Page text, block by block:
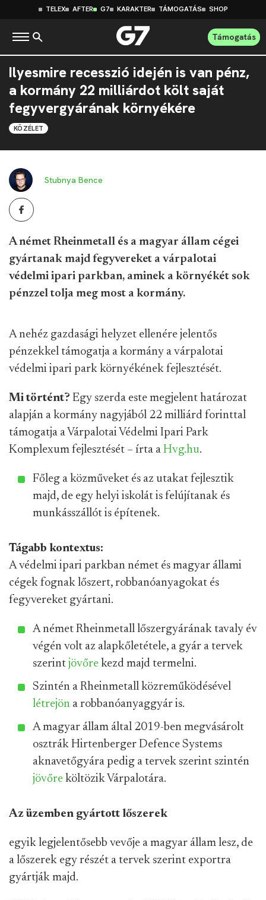
TELEX AFTER G7 KARAKTER TÁMOGATÁS SHOP
Támogatás
Ilyesmire recesszió idején is van pénz,
a kormány 22 milliárdot költ saját
fegyvergyárának környékére
KÖZÉLET
Stubnya Bence
A német Rheinmetall és a magyar állam cégei
gyártanak majd fegyvereket a várpalotai
védelmi ipari parkban, aminek a környékét sok
pénzzel tolja meg most a kormány.
A nehéz gazdasági helyzet ellenére jelentős
pénzekkel támogatja a kormány a várpalotai
védelmi ipari park környékének fejlesztését.
Mi történt? Egy szerda este megjelent határozat
alapján a kormány nagyjából 22 milliárd forinttal
támogatja a Várpalotai Védelmi Ipari Park
Komplexum fejlesztését – írta a Hvg.hu.
Főleg a közműveket és az utakat fejlesztik
majd, de egy helyi iskolát is felújítanak és
munkásszállót is építenek.
Tágabb kontextus:
A védelmi ipari parkban német és magyar állami
cégek fognak lőszert, robbanóanyagokat és
fegyvereket gyártani.
A német Rheinmetall lőszergyárának tavaly év
végén volt az alapkőletétele, a gyár a tervek
szerint jövőre kezd majd termelni.
Szintén a Rheinmetall közreműködésével
létrejön a robbanóanyaggyár is.
A magyar állam által 2019-ben megvásárolt
osztrák Hirtenberger Defence Systems
aknavetőgyára pedig a tervek szerint szintén
jövőre költözik Várpalotára.
Az üzemben gyártott lőszerek
egyik legjelentősebb vevője a magyar állam lesz, de
a lőszerek egy részét a tervek szerint exportra
gyártják majd.